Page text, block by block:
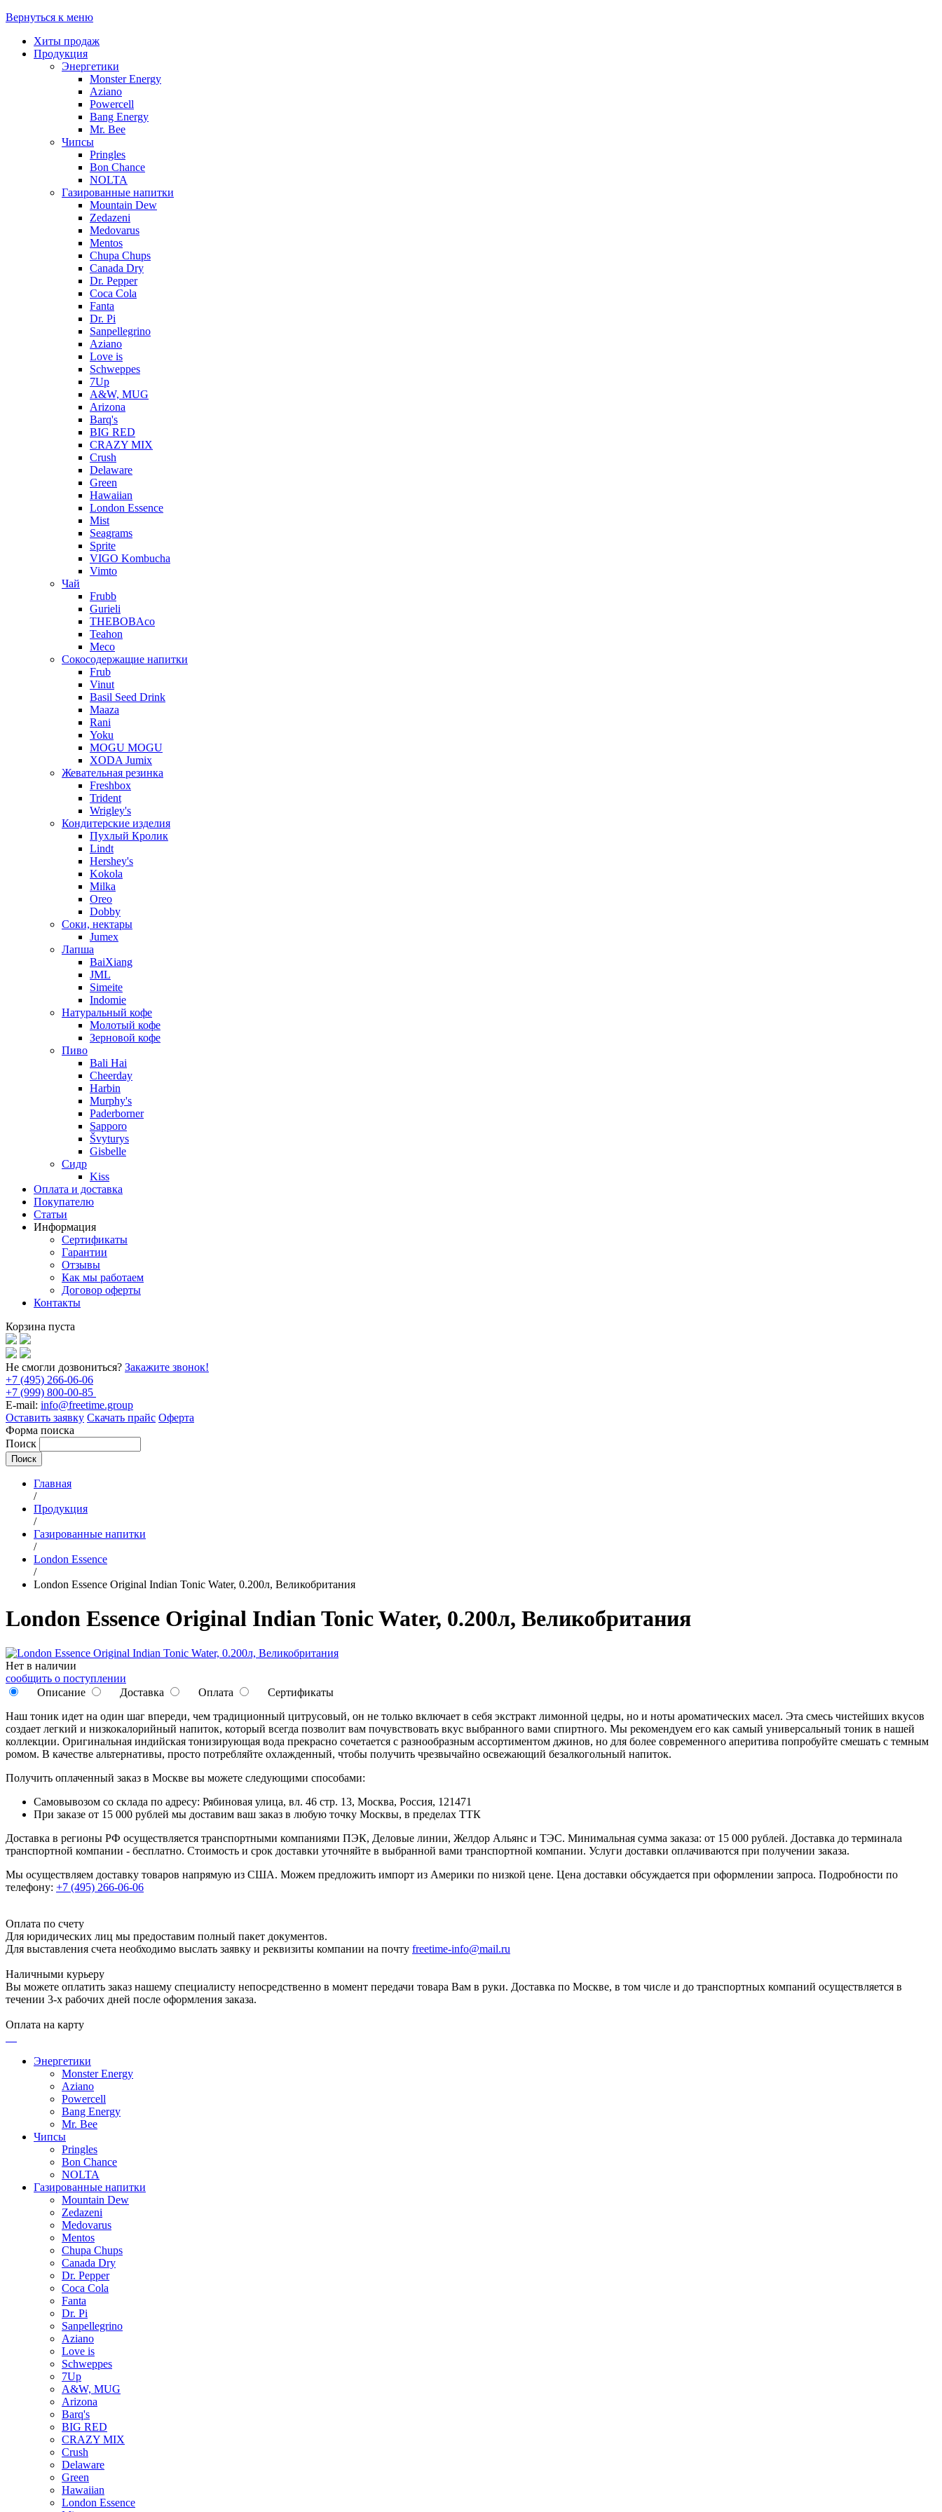
Вернуться к меню
Хиты продаж
Продукция
Энергетики
Monster Energy
Aziano
Powercell
Bang Energy
Mr. Bee
Чипсы
Pringles
Bon Chance
NOLTA
Газированные напитки
Mountain Dew
Zedazeni
Medovarus
Mentos
Chupa Chups
Canada Dry
Dr. Pepper
Coca Cola
Fanta
Dr. Pi
Sanpellegrino
Aziano
Love is
Schweppes
7Up
A&W, MUG
Arizona
Barq's
BIG RED
CRAZY MIX
Crush
Delaware
Green
Hawaiian
London Essence
Mist
Seagrams
Sprite
VIGO Kombucha
Vimto
Чай
Frubb
Gurieli
THEBOBAco
Teahon
Meco
Сокосодержащие напитки
Frub
Vinut
Basil Seed Drink
Maaza
Rani
Yoku
MOGU MOGU
XODA Jumix
Жевательная резинка
Freshbox
Trident
Wrigley's
Кондитерские изделия
Пухлый Кролик
Lindt
Hershey's
Kokola
Milka
Oreo
Dobby
Соки, нектары
Jumex
Лапша
BaiXiang
JML
Simeite
Indomie
Натуральный кофе
Молотый кофе
Зерновой кофе
Пиво
Bali Hai
Cheerday
Harbin
Murphy's
Paderborner
Sapporo
Švyturys
Gisbelle
Сидр
Kiss
Оплата и доставка
Покупателю
Статьи
Информация
Сертификаты
Гарантии
Отзывы
Как мы работаем
Договор оферты
Контакты
Корзина пуста
Не смогли дозвониться? Закажите звонок!
+7 (495) 266-06-06
+7 (999) 800-00-85
E-mail: info@freetime.group
Оставить заявку Скачать прайс Оферта
Форма поиска
Поиск
Главная
/
Продукция
/
Газированные напитки
/
London Essence
/
London Essence Original Indian Tonic Water, 0.200л, Великобритания
London Essence Original Indian Tonic Water, 0.200л, Великобритания
Нет в наличии
сообщить о поступлении
Описание
Доставка Оплата
Сертификаты
Наш тоник идет на один шаг впереди, чем традиционный цитрусовый, он не только включает в себя экстракт лимонной цедры, но и ноты ароматических масел. Эта смесь чистейших вкусов
создает легкий и низкокалорийный напиток, который всегда позволит вам почувствовать вкус выбранного вами спиртного. Мы рекомендуем его как самый универсальный тоник в нашей
коллекции. Оригинальная индийская тонизирующая вода прекрасно сочетается с разнообразным ассортиментом джинов, но для более современного аперитива попробуйте смешать с темным
ромом. В качестве альтернативы, просто потребляйте охлажденный, чтобы получить чрезвычайно освежающий безалкогольный напиток.
Получить оплаченный заказ в Москве вы можете следующими способами:
Самовывозом со склада по адресу: Рябиновая улица, вл. 46 стр. 13, Москва, Россия, 121471
При заказе от 15 000 рублей мы доставим ваш заказ в любую точку Москвы, в пределах ТТК
Доставка в регионы РФ осуществляется транспортными компаниями ПЭК, Деловые линии, Желдор Альянс и ТЭС. Минимальная сумма заказа: от 15 000 рублей. Доставка до терминала
транспортной компании - бесплатно. Стоимость и срок доставки уточняйте в выбранной вами транспортной компании. Услуги доставки оплачиваются при получении заказа.
Мы осуществляем доставку товаров напрямую из США. Можем предложить импорт из Америки по низкой цене. Цена доставки обсуждается при оформлении запроса. Подробности по
телефону: +7 (495) 266-06-06
Оплата по счету
Для юридических лиц мы предоставим полный пакет документов.
Для выставления счета необходимо выслать заявку и реквизиты компании на почту freetime-info@mail.ru
Наличными курьеру
Вы можете оплатить заказ нашему специалисту непосредственно в момент передачи товара Вам в руки. Доставка по Москве, в том числе и до транспортных компаний осуществляется в
течении 3-х рабочих дней после оформления заказа.
Оплата на карту
Энергетики
Monster Energy
Aziano
Powercell
Bang Energy
Mr. Bee
Чипсы
Pringles
Bon Chance
NOLTA
Газированные напитки
Mountain Dew
Zedazeni
Medovarus
Mentos
Chupa Chups
Canada Dry
Dr. Pepper
Coca Cola
Fanta
Dr. Pi
Sanpellegrino
Aziano
Love is
Schweppes
7Up
A&W, MUG
Arizona
Barq's
BIG RED
CRAZY MIX
Crush
Delaware
Green
Hawaiian
London Essence